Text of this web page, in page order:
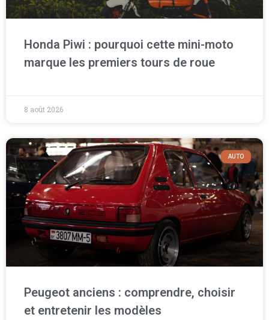
Honda Piwi : pourquoi cette mini-moto
marque les premiers tours de roue
8 août 2026
AUTO
Peugeot anciens : comprendre, choisir
et entretenir les modèles